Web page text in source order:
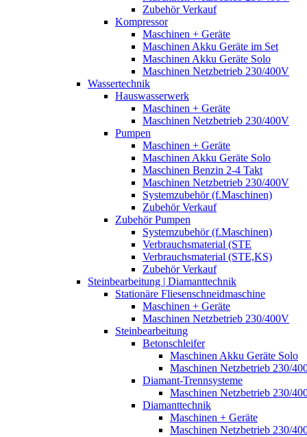
Zubehör Verkauf
Kompressor
Maschinen + Geräte
Maschinen Akku Geräte im Set
Maschinen Akku Geräte Solo
Maschinen Netzbetrieb 230/400V
Wassertechnik
Hauswasserwerk
Maschinen + Geräte
Maschinen Netzbetrieb 230/400V
Pumpen
Maschinen + Geräte
Maschinen Akku Geräte Solo
Maschinen Benzin 2-4 Takt
Maschinen Netzbetrieb 230/400V
Systemzubehör (f.Maschinen)
Zubehör Verkauf
Zubehör Pumpen
Systemzubehör (f.Maschinen)
Verbrauchsmaterial (STE
Verbrauchsmaterial (STE,KS)
Zubehör Verkauf
Steinbearbeitung | Diamanttechnik
Stationäre Fliesenschneidmaschine
Maschinen + Geräte
Maschinen Netzbetrieb 230/400V
Steinbearbeitung
Betonschleifer
Maschinen Akku Geräte Solo
Maschinen Netzbetrieb 230/
Diamant-Trennsysteme
Maschinen Netzbetrieb 230/
Diamanttechnik
Maschinen + Geräte
Maschinen Netzbetrieb 230/